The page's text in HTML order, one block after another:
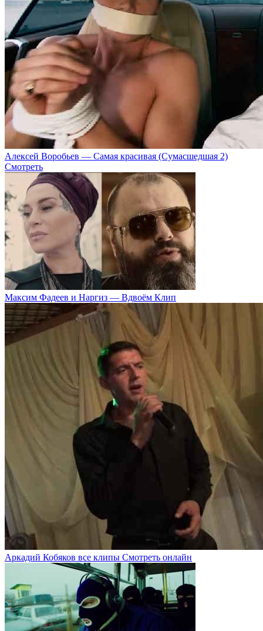
Алексей Воробьев — Самая красивая (Сумасшедшая 2)
Смотреть
Максим Фадеев и Наргиз — Вдвоём Клип
Аркадий Кобяков все клипы Смотреть онлайн